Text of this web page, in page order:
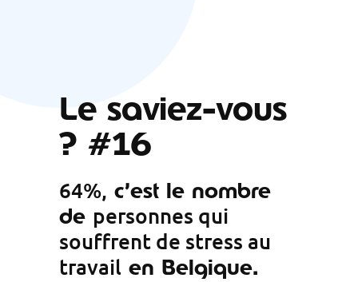
Le saviez-vous
? #16
64%, c’est le nombre
de personnes qui
souffrent de stress au
travail en Belgique.